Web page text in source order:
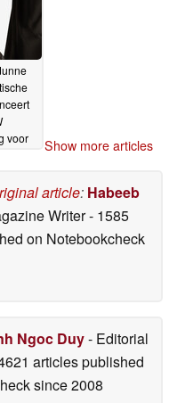
voor
Show more articles
article: Habeeb
Writer- 1585
on Notebookcheck
Ngoc Duy- Editorial
articles published
since 2008